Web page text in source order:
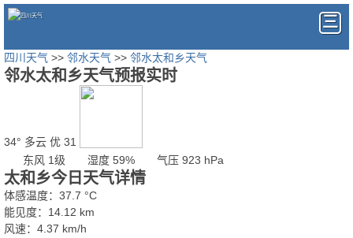
四川天气 >> 邻水天气 >> 邻水太和乡天气
邻水太和乡天气预报实时
34° 多云 优 31
东风 1级
湿度 59% 气压 923 hPa
太和乡今日天气详情
体感温度：37.7 °C
能见度：14.12 km
风速：4.37 km/h